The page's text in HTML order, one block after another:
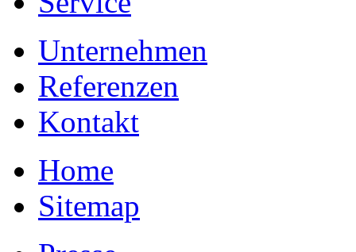
Unternehmen
Referenzen
Kontakt
Home
Sitemap